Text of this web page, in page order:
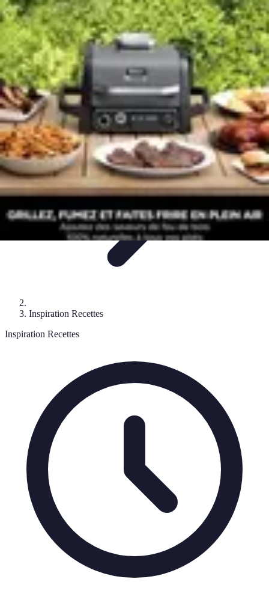
Recettes de Poissons
Recettes de PapilloteRecettes FacilesRecettesRecettes de
MarinadesRecettes de Poisson
Recettes de Poissons
Inspiration Recettes
Inspiration Recettes